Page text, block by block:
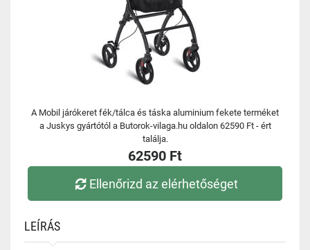
A Mobil járókeret fék/tálca és táska aluminium fekete terméket
a Juskys gyártótól a Butorok-vilaga.hu oldalon 62590 Ft - ért
találja.
62590 Ft
Ellenőrizd az elérhetőséget
LEÍRÁS